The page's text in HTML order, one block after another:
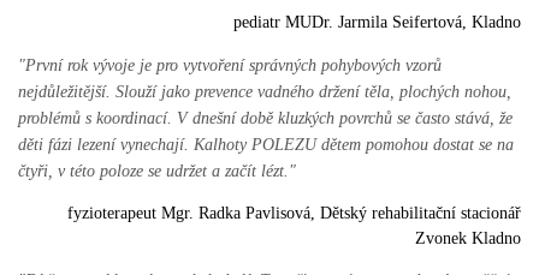
pediatr MUDr. Jarmila Seifertová, Kladno
"První rok vývoje je pro vytvoření správných pohybových vzorů
nejdůležitější. Slouží jako prevence vadného držení těla, plochých nohou,
problémů s koordinací. V dnešní době kluzkých povrchů se často stává, že
děti fázi lezení vynechají. Kalhoty POLEZU dětem pomohou dostat se na
čtyři, v této poloze se udržet a začít lézt."
fyzioterapeut Mgr. Radka Pavlisová, Dětský rehabilitační stacionář
Zvonek Kladno